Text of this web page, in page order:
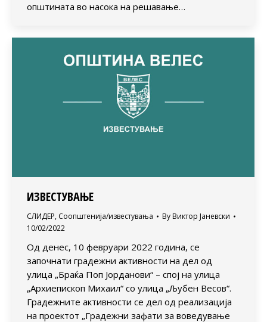
општината во насока на решавање…
ИЗВЕСТУВАЊЕ
СЛИДЕР, Соопштенија/известувања By Виктор Јаневски
10/02/2022
Од денес, 10 февруари 2022 година, се
започнати градежни активности на дел од
улица „Браќа Поп Јорданови“ – спој на улица
„Архиепископ Михаил“ со улица „Љубен Весов“.
Градежните активности се дел од реализација
на проектот „Градежни зафати за воведување